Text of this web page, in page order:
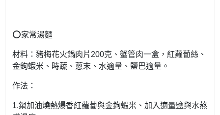
⭕️家常湯麵
材料：豬梅花火鍋肉片200克、蟹管肉一盒，紅蘿蔔絲、
金鉤蝦米、時蔬、蔥末、水適量、鹽巴適量。
作法：
1.鍋加油燒熱爆香紅蘿蔔與金鉤蝦米、加入適量鹽與水熬